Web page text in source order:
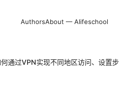
AuthorsAbout — Alifeschool
通过VPN实现不同地区访问、设置步